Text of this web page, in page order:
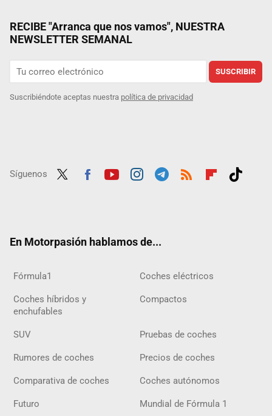
RECIBE "Arranca que nos vamos", NUESTRA
NEWSLETTER SEMANAL
SUSCRIBIR
Suscribiéndote aceptas nuestra política de privacidad
Síguenos
En Motorpasión hablamos de...
Fórmula1 Coches eléctricos
Coches híbridos y
enchufables
Compactos
SUV Pruebas de coches
Rumores de coches Precios de coches
Comparativa de coches Coches autónomos
Futuro Mundial de Fórmula 1